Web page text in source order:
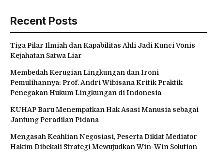
Recent Posts
Tiga Pilar Ilmiah dan Kapabilitas Ahli Jadi Kunci Vonis
Kejahatan Satwa Liar
Membedah Kerugian Lingkungan dan Ironi
Pemulihannya: Prof. Andri Wibisana Kritik Praktik
Penegakan Hukum Lingkungan di Indonesia
KUHAP Baru Menempatkan Hak Asasi Manusia sebagai
Jantung Peradilan Pidana
Mengasah Keahlian Negosiasi, Peserta Diklat Mediator
Hakim Dibekali Strategi Mewujudkan Win-Win Solution